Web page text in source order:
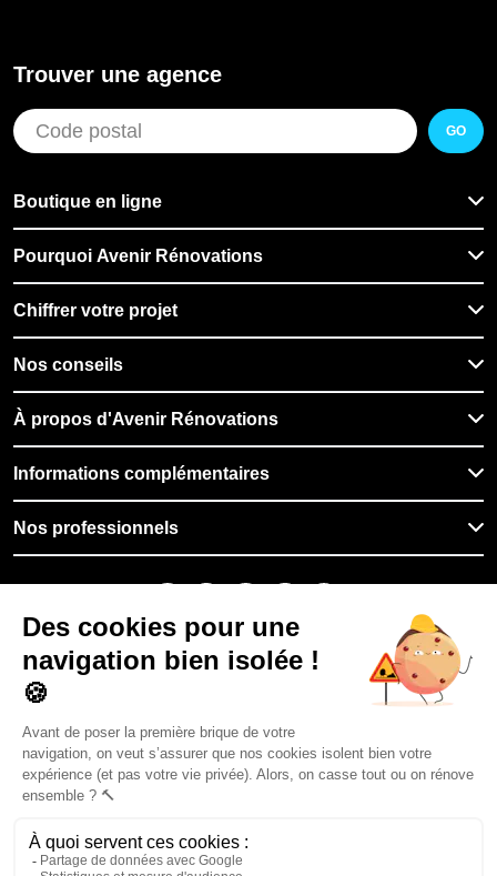
Trouver une agence
GO
Boutique en ligne
Pourquoi Avenir Rénovations
Chiffrer votre projet
Nos conseils
À propos d'Avenir Rénovations
Informations complémentaires
Nos professionnels